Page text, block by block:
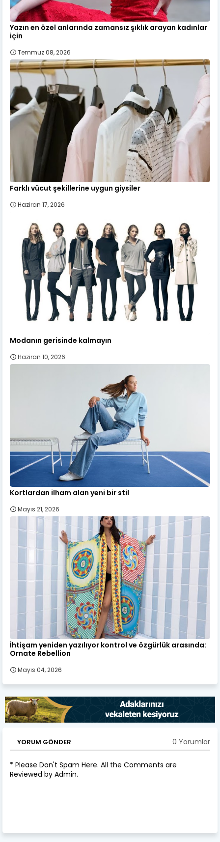
Yazın en özel anlarında zamansız şıklık arayan kadınlar
için
Temmuz 08, 2026
Farklı vücut şekillerine uygun giysiler
Haziran 17, 2026
Modanın gerisinde kalmayın
Haziran 10, 2026
Kortlardan ilham alan yeni bir stil
Mayıs 21, 2026
İhtişam yeniden yazılıyor kontrol ve özgürlük arasında:
Ornate Rebellion
Mayıs 04, 2026
YORUM GÖNDER 0 Yorumlar
* Please Don't Spam Here. All the Comments are
Reviewed by Admin.